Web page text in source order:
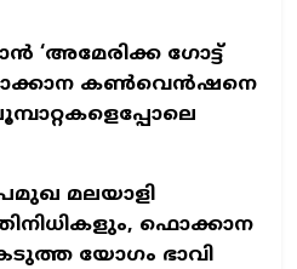
‘അമേരിക്ക ഗോട്ട്
ഫൊക്കാന കൺവെൻഷനെ
മലയാളി
ഫൊക്കാന
യോഗം ഭാവി